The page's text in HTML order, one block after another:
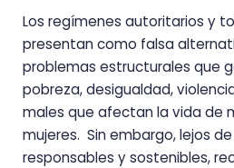
Los regímenes autoritarios y
presentan como falsa
problemas estructurales que
pobreza, desigualdad,
males que afectan la vida de
mujeres. Sin embargo, lejos
responsables y sostenibles,